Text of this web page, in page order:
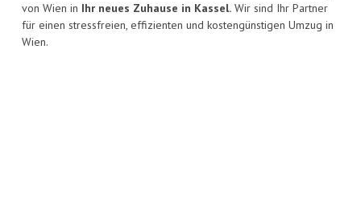
von Wien in Ihr neues Zuhause in Kassel. Wir sind Ihr Partner
für einen stressfreien, effizienten und kostengünstigen Umzug in
Wien.